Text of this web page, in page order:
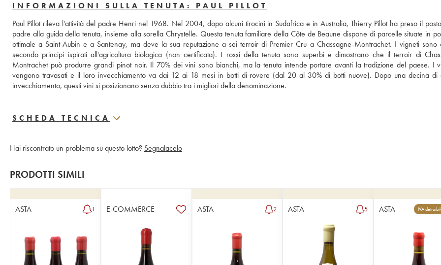
INFORMAZIONI SULLA TENUTA: PAUL PILLOT
Paul Pillot rileva l'attività del padre Henri nel 1968. Nel 2004, dopo alcuni tirocini in Sudafrica e in Australia, Thierry Pillot ha preso il
padre alla guida della tenuta, insieme alla sorella Chrystelle. Questa tenuta familiare della Côte de Beaune dispone di parcelle situate in
ottimale a Saint-Aubin e a Santenay, ma deve la sua reputazione a sei terroir di Premier Cru a Chassagne-Montrachet. I vigneti sono
secondo principi ispirati all'agricoltura biologica (non certificata). I rossi della tenuta sono superbi e dimostrano che il terroir di
Montrachet può produrre grandi pinot noir. Il 70% dei vini sono bianchi, ma la tenuta intende portare avanti la tradizione del paese. I
vengono travasati e il loro invecchiamento va dai 12 ai 18 mesi in botti di rovere (dal 20 al 30% di botti nuove). Dopo una decina di
invecchiamento, questi vini si posizionano senza dubbio tra i migliori della denominazione.
SCHEDA TECNICA
Hai riscontrato un problema su questo lotto? Segnalacelo
PRODOTTI SIMILI
ASTA 1 E-COMMERCE ASTA 2 ASTA 5 ASTA IVA